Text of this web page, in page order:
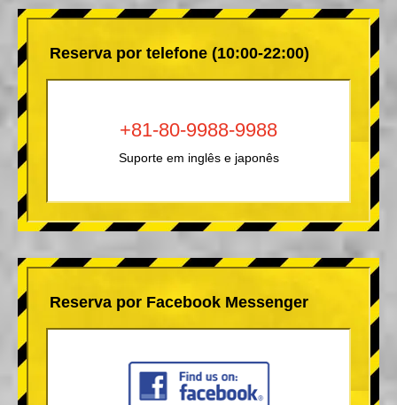
Reserva por telefone (10:00-22:00)
+81-80-9988-9988
Suporte em inglês e japonês
Reserva por Facebook Messenger